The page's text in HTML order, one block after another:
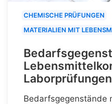
CHEMISCHE PRÜFUNGEN
MATERIALIEN MIT
Bedarfsgegenstände